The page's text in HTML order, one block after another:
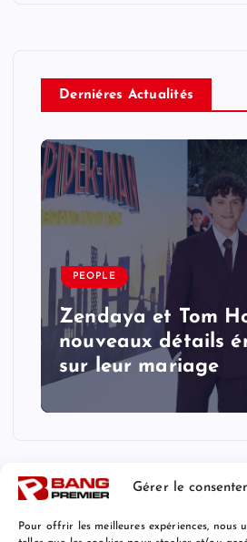
Gérer le
Pour offrir les meilleures expériences, nous
Derniéres Actualités
PEOPLE
Zendaya et Tom
nouveaux détails
sur leur mariage